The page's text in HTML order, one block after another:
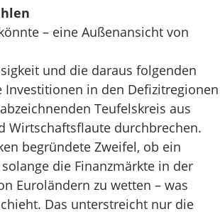
– eine Außenansicht von
und die daraus folgenden
in den Defizitregionen
Teufelskreis aus
Wirtschaftsflaute durchbrechen.
begründete Zweifel, ob ein
die Finanzmärkte in der
Euroländern zu wetten – was
Das unterstreicht nur die